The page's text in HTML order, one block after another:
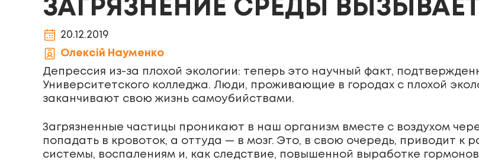
ЗАГРЯЗНЕНИЕ СРЕДЫ
20.12.2019
Олексій Науменко
Депрессия из-за плохой экологии: теперь это научный факт,
Университетского колледжа. Люди, проживающие в городах с плохой
заканчивают свою жизнь самоубийствами.
Загрязненные частицы проникают в наш организм вместе с воздухом
попадать в кровоток, а оттуда — в мозг. Это, в свою очередь, приводит к
системы, воспалениям и, как следствие, повышенной выработке